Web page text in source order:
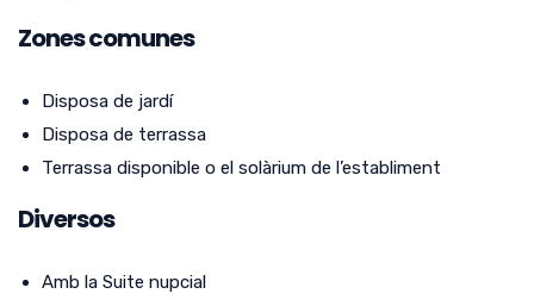
Zones comunes
Disposa de jardí
Disposa de terrassa
Terrassa disponible o el solàrium de l’establiment
Diversos
Amb la Suite nupcial